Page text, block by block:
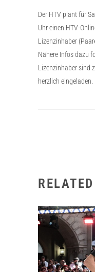
Der HTV plant für
Uhr einen HTV-
Lizenzinhaber
Nähere Infos dazu
Lizenzinhaber sind
herzlich eingeladen.